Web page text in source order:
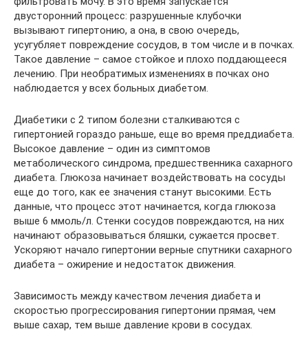
двусторонний процесс: разрушенные клубочки
вызывают гипертонию, а она, в свою очередь,
усугубляет повреждение сосудов, в том числе и в почках.
Такое давление – самое стойкое и плохо поддающееся
лечению. При необратимых изменениях в почках оно
наблюдается у всех больных диабетом.
Диабетики с 2 типом болезни сталкиваются с
гипертонией гораздо раньше, еще во время преддиабета.
Высокое давление – один из симптомов
метаболического синдрома, предшественника сахарного
диабета. Глюкоза начинает воздействовать на сосуды
еще до того, как ее значения станут высокими. Есть
данные, что процесс этот начинается, когда глюкоза
выше 6 ммоль/л. Стенки сосудов повреждаются, на них
начинают образовываться бляшки, сужается просвет.
Ускоряют начало гипертонии верные спутники сахарного
диабета – ожирение и недостаток движения.
Зависимость между качеством лечения диабета и
скоростью прогрессирования гипертонии прямая, чем
выше сахар, тем выше давление крови в сосудах.